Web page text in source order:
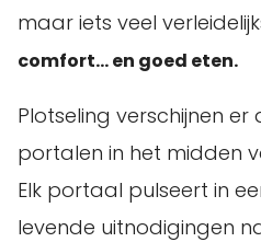
maar iets veel
comfort… en goed eten.
Plotseling verschijnen
portalen in het midden
Elk portaal pulseert in
levende uitnodigingen